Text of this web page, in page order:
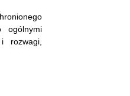
ogólnymi
rozwagi,